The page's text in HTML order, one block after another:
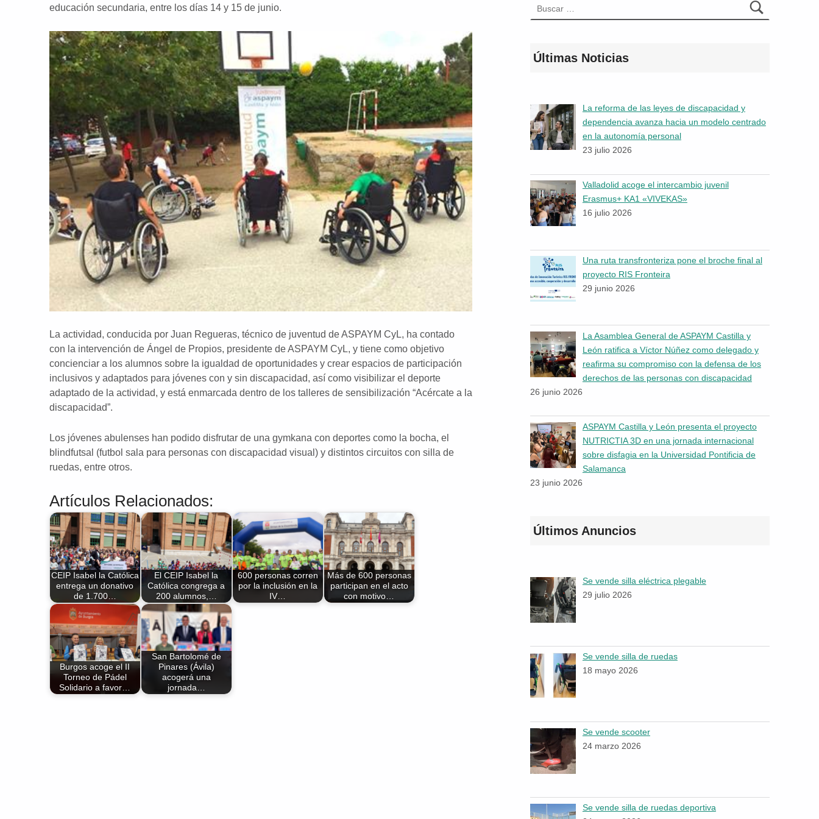
educación secundaria, entre los días 14 y 15 de junio.
La actividad, conducida por Juan Regueras, técnico de juventud de ASPAYM CyL, ha contado
con la intervención de Ángel de Propios, presidente de ASPAYM CyL, y tiene como objetivo
concienciar a los alumnos sobre la igualdad de oportunidades y crear espacios de participación
inclusivos y adaptados para jóvenes con y sin discapacidad, así como visibilizar el deporte
adaptado de la actividad, y está enmarcada dentro de los talleres de sensibilización “Acércate a la
discapacidad”.
Los jóvenes abulenses han podido disfrutar de una gymkana con deportes como la bocha, el
blindfutsal (futbol sala para personas con discapacidad visual) y distintos circuitos con silla de
ruedas, entre otros.
Artículos Relacionados:
CEIP Isabel la Católica
entrega un donativo
de 1.700…
El CEIP Isabel la
Católica congrega a
200 alumnos,…
600 personas corren
por la inclusión en la
IV…
Más de 600 personas
participan en el acto
con motivo…
Burgos acoge el II
Torneo de Pádel
Solidario a favor…
San Bartolomé de
Pinares (Ávila)
acogerá una
jornada…
Últimas Noticias
La reforma de las leyes de discapacidad y
dependencia avanza hacia un modelo centrado
en la autonomía personal
23 julio 2026
Valladolid acoge el intercambio juvenil
Erasmus+ KA1 «VIVEKAS»
16 julio 2026
Una ruta transfronteriza pone el broche final al
proyecto RIS Fronteira
29 junio 2026
La Asamblea General de ASPAYM Castilla y
León ratifica a Víctor Núñez como delegado y
reafirma su compromiso con la defensa de los
derechos de las personas con discapacidad
26 junio 2026
ASPAYM Castilla y León presenta el proyecto
NUTRICTIA 3D en una jornada internacional
sobre disfagia en la Universidad Pontificia de
Salamanca
23 junio 2026
Últimos Anuncios
Se vende silla eléctrica plegable
29 julio 2026
Se vende silla de ruedas
18 mayo 2026
Se vende scooter
24 marzo 2026
Se vende silla de ruedas deportiva